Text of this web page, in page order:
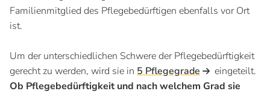
Familienmitglied des Pflegebedürftigen ebenfalls vor Ort
ist.
Um der unterschiedlichen Schwere der Pflegebedürftigkeit
gerecht zu werden, wird sie in 5 Pflegegrade
eingeteilt.
Ob Pflegebedürftigkeit und nach welchem Grad sie